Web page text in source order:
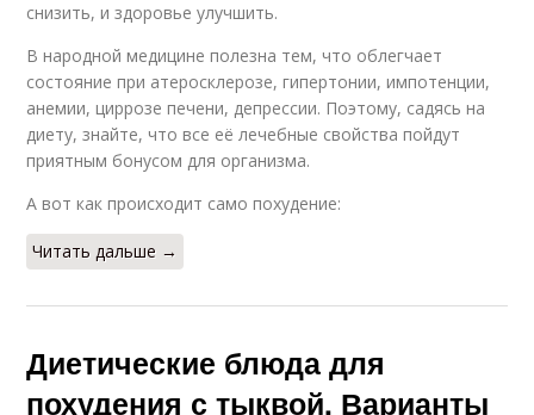
снизить, и здоровье улучшить.
В народной медицине полезна тем, что облегчает
состояние при атеросклерозе, гипертонии, импотенции,
анемии, циррозе печени, депрессии. Поэтому, садясь на
диету, знайте, что все её лечебные свойства пойдут
приятным бонусом для организма.
А вот как происходит само похудение:
Читать дальше →
Диетические блюда для
похудения с тыквой. Варианты